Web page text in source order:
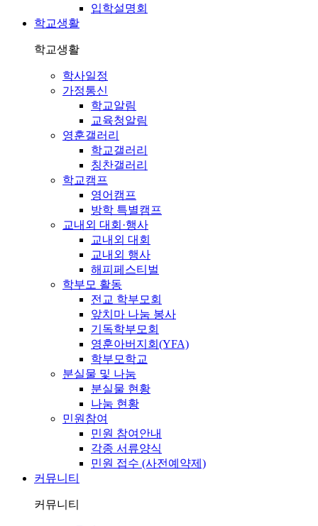
입학설명회
학교생활
학교생활
학사일정
가정통신
학교알림
교육청알림
영훈갤러리
학교갤러리
칭찬갤러리
학교캠프
영어캠프
방학 특별캠프
교내외 대회·행사
교내외 대회
교내외 행사
해피페스티벌
학부모 활동
전교 학부모회
앞치마 나눔 봉사
기독학부모회
영훈아버지회(YFA)
학부모학교
분실물 및 나눔
분실물 현황
나눔 현황
민원참여
민원 참여안내
각종 서류양식
민원 접수 (사전예약제)
커뮤니티
커뮤니티